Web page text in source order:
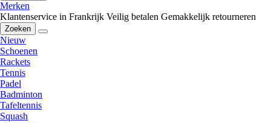
Merken
Klantenservice in Frankrijk Veilig betalen Gemakkelijk retourneren
Zoeken
Nieuw
Schoenen
Rackets
Tennis
Padel
Badminton
Tafeltennis
Squash